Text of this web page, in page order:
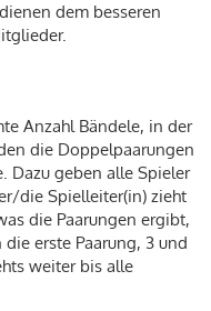
dem besseren
Anzahl Bändele, in der
die Doppelpaarungen
Dazu geben alle Spieler
die Spielleiter(in) zieht
die Paarungen ergibt,
erste Paarung, 3 und
weiter bis alle